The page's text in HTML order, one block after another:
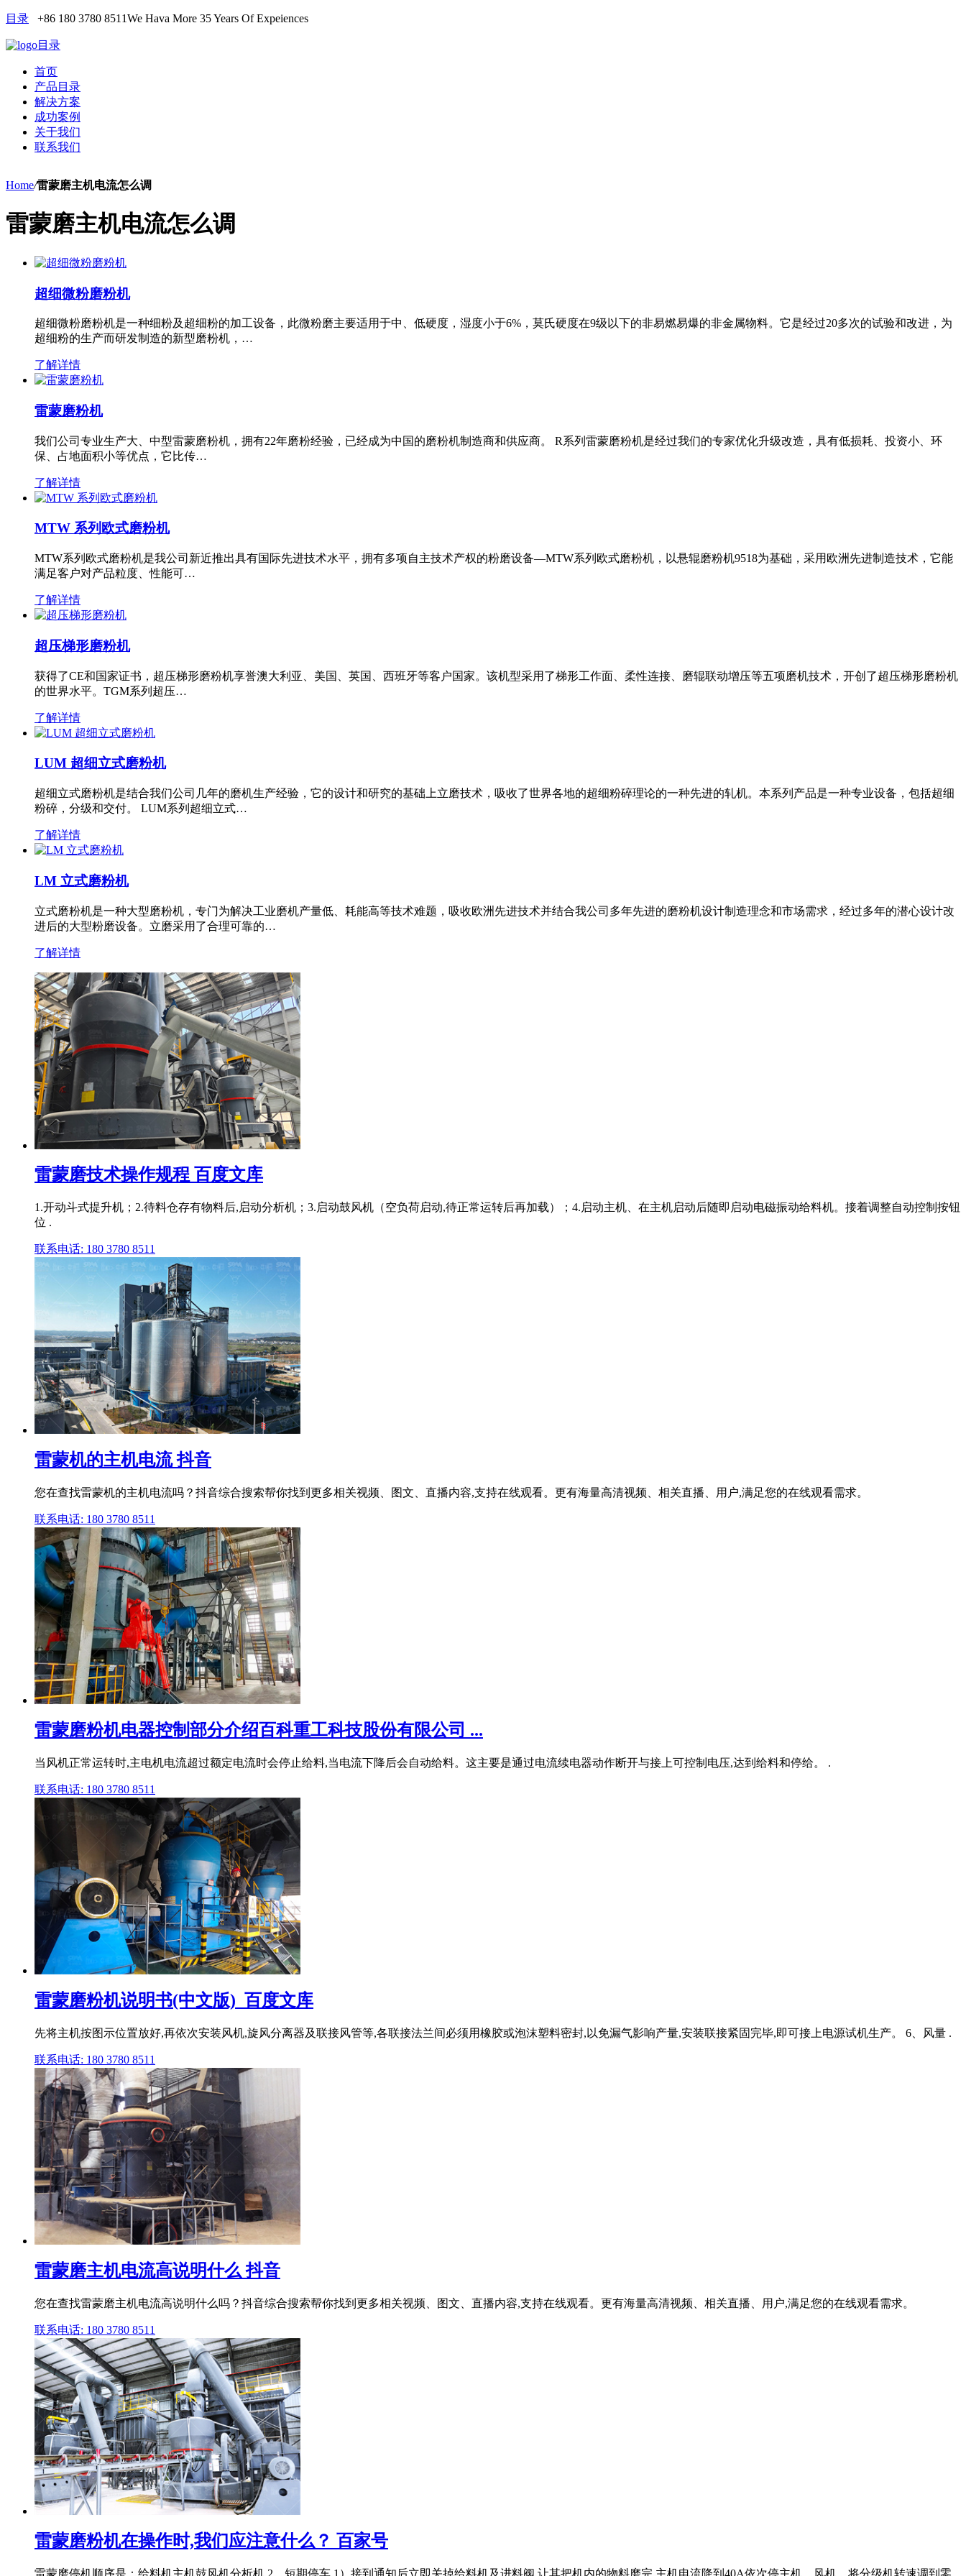
目录 +86 180 3780 8511We Hava More 35 Years Of Expeiences
目录
首页
产品目录
解决方案
成功案例
关于我们
联系我们
Home/雷蒙磨主机电流怎么调
雷蒙磨主机电流怎么调
超细微粉磨粉机
超细微粉磨粉机是一种细粉及超细粉的加工设备，此微粉磨主要适用于中、低硬度，湿度小于6%，莫氏硬度在9级以下的非易燃易爆的非金属物料。它是经过20多次的试验和改进，为
超细粉的生产而研发制造的新型磨粉机，…
了解详情
雷蒙磨粉机
我们公司专业生产大、中型雷蒙磨粉机，拥有22年磨粉经验，已经成为中国的磨粉机制造商和供应商。 R系列雷蒙磨粉机是经过我们的专家优化升级改造，具有低损耗、投资小、环
保、占地面积小等优点，它比传…
了解详情
MTW 系列欧式磨粉机
MTW系列欧式磨粉机是我公司新近推出具有国际先进技术水平，拥有多项自主技术产权的粉磨设备—MTW系列欧式磨粉机，以悬辊磨粉机9518为基础，采用欧洲先进制造技术，它能
满足客户对产品粒度、性能可…
了解详情
超压梯形磨粉机
获得了CE和国家证书，超压梯形磨粉机享誉澳大利亚、美国、英国、西班牙等客户国家。该机型采用了梯形工作面、柔性连接、磨辊联动增压等五项磨机技术，开创了超压梯形磨粉机
的世界水平。TGM系列超压…
了解详情
LUM 超细立式磨粉机
超细立式磨粉机是结合我们公司几年的磨机生产经验，它的设计和研究的基础上立磨技术，吸收了世界各地的超细粉碎理论的一种先进的轧机。本系列产品是一种专业设备，包括超细
粉碎，分级和交付。 LUM系列超细立式…
了解详情
LM 立式磨粉机
立式磨粉机是一种大型磨粉机，专门为解决工业磨机产量低、耗能高等技术难题，吸收欧洲先进技术并结合我公司多年先进的磨粉机设计制造理念和市场需求，经过多年的潜心设计改
进后的大型粉磨设备。立磨采用了合理可靠的…
了解详情
雷蒙磨技术操作规程 百度文库
1.开动斗式提升机；2.待料仓存有物料后,启动分析机；3.启动鼓风机（空负荷启动,待正常运转后再加载）；4.启动主机、在主机启动后随即启动电磁振动给料机。接着调整自动控制按钮
位 .
联系电话: 180 3780 8511
雷蒙机的主机电流 抖音
您在查找雷蒙机的主机电流吗？抖音综合搜索帮你找到更多相关视频、图文、直播内容,支持在线观看。更有海量高清视频、相关直播、用户,满足您的在线观看需求。
联系电话: 180 3780 8511
雷蒙磨粉机电器控制部分介绍百科重工科技股份有限公司 ...
当风机正常运转时,主电机电流超过额定电流时会停止给料,当电流下降后会自动给料。这主要是通过电流续电器动作断开与接上可控制电压,达到给料和停给。 .
联系电话: 180 3780 8511
雷蒙磨粉机说明书(中文版)_百度文库
先将主机按图示位置放好,再依次安装风机,旋风分离器及联接风管等,各联接法兰间必须用橡胶或泡沫塑料密封,以免漏气影响产量,安装联接紧固完毕,即可接上电源试机生产。 6、风量 .
联系电话: 180 3780 8511
雷蒙磨主机电流高说明什么 抖音
您在查找雷蒙磨主机电流高说明什么吗？抖音综合搜索帮你找到更多相关视频、图文、直播内容,支持在线观看。更有海量高清视频、相关直播、用户,满足您的在线观看需求。
联系电话: 180 3780 8511
雷蒙磨粉机在操作时,我们应注意什么？ 百家号
雷蒙磨停机顺序是：给料机主机鼓风机分析机 2、短期停车 1）接到通知后立即关掉给料机及进料阀,让其把机内的物料磨完,主机电流降到40A依次停主机、风机、将分级机转速调到零